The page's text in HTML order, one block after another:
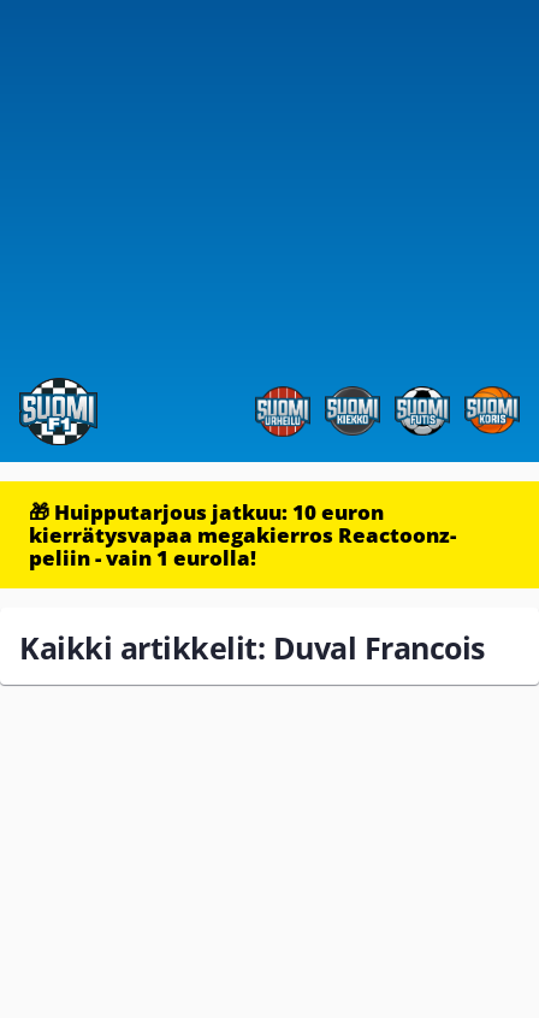
🎁 Huipputarjous jatkuu: 10 euron
kierrätysvapaa megakierros Reactoonz-
peliin - vain 1 eurolla!
Kaikki artikkelit: Duval Francois